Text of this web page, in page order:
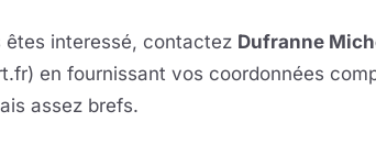
êtes interessé, contactez Dufranne
en fournissant vos coordonnées
assez brefs.